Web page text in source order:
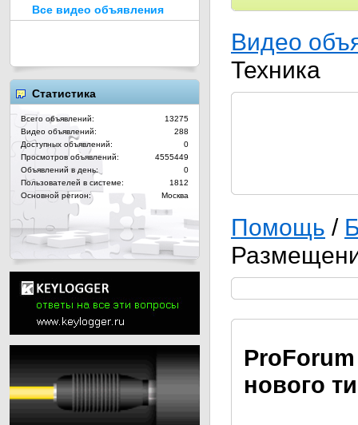
Видео
Техника
Помощь /
Pro
нового
Все видео объявления
Статистика
Всего объявлений:
13275
Видео объявлений:
288
Доступных объявлений:
0
Просмотров объявлений:
4555449
Объявлений в день:
0
Пользователей в системе:
1812
Основной регион:
Москва